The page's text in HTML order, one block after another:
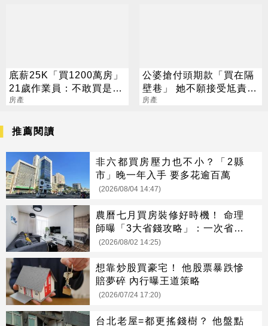
底薪25K「買1200萬房」
21歲作業員：不敢買是覺
悟不夠
房產
公婆搶付頭期款「買在隔
壁巷」 她不願接受尪責
怪：無理取鬧
房產
推薦閱讀
非六都買房壓力也不小？「2縣
市」晚一年入手 要多花逾百萬
(2026/08/04 14:47)
農曆七月買房裝修好時機！ 命理
師曝「3大省錢攻略」：一次省很
大
(2026/08/02 14:25)
想靠炒股買豪宅！ 他股票暴跌慘
賠夢碎 內行曝王道策略
(2026/07/24 17:20)
台北老屋=都更搖錢樹？ 他盤點